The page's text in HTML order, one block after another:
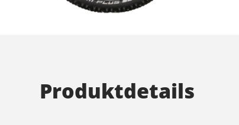
Produktdetails